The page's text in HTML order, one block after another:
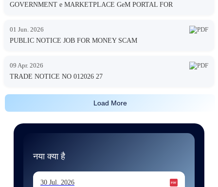
GOVERNMENT e MARKETPLACE GeM PORTAL FOR
01 Jun. 2026
PUBLIC NOTICE JOB FOR MONEY SCAM
09 Apr. 2026
TRADE NOTICE NO 012026 27
Load More
नया क्या है
30 Jul. 2026